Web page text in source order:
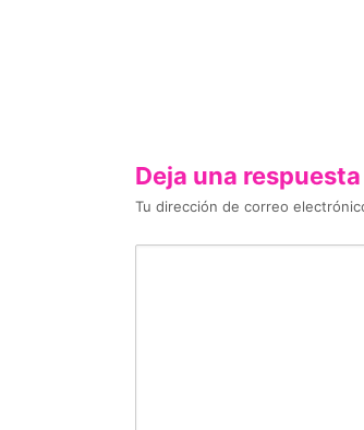
Deja una respuesta
Tu dirección de correo